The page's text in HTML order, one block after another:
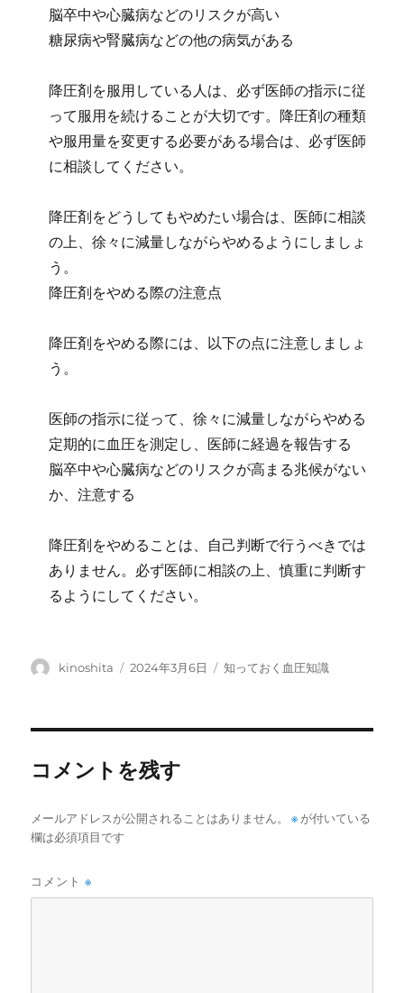
脳卒中や心臓病などのリスクが高い
糖尿病や腎臓病などの他の病気がある
降圧剤を服用している人は、必ず医師の指示に従
って服用を続けることが大切です。降圧剤の種類
や服用量を変更する必要がある場合は、必ず医師
に相談してください。
降圧剤をどうしてもやめたい場合は、医師に相談
の上、徐々に減量しながらやめるようにしましょ
う。
降圧剤をやめる際の注意点
降圧剤をやめる際には、以下の点に注意しましょ
う。
医師の指示に従って、徐々に減量しながらやめる
定期的に血圧を測定し、医師に経過を報告する
脳卒中や心臓病などのリスクが高まる兆候がない
か、注意する
降圧剤をやめることは、自己判断で行うべきでは
ありません。必ず医師に相談の上、慎重に判断す
るようにしてください。
投
kinoshita
投
2024年3月6日
カ
知っておく血圧知識
コメントを残す
メールアドレスが公開されることはありません。 ※ が付いている
欄は必須項目です
コメント※